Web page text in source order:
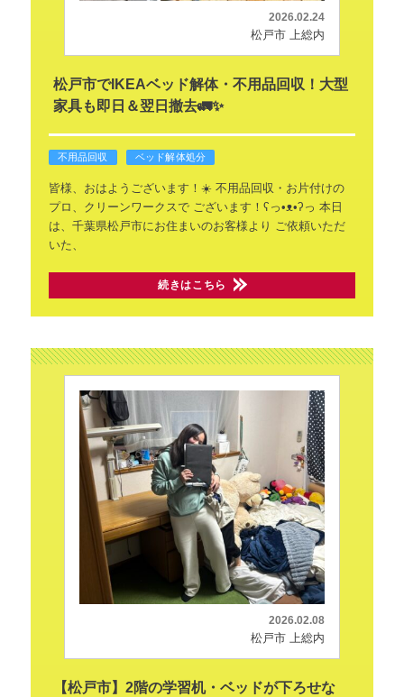
2026.02.24
松戸市 上総内
松戸市でIKEAベッド解体・不用品回収！大型
家具も即日＆翌日撤去🚛✨
不用品回収 ベッド解体処分
皆様、おはようございます！☀️不用品回収・お片付けの
プロ、クリーンワークスでございます！ʕ⁠っ⁠•⁠ᴥ⁠•⁠ʔ⁠っ 本日
は、千葉県松戸市にお住まいのお客様より ご依頼いただ
いた、
続きはこちら
2026.02.08
松戸市 上総内
【松戸市】2階の学習机・ベッドが下ろせな